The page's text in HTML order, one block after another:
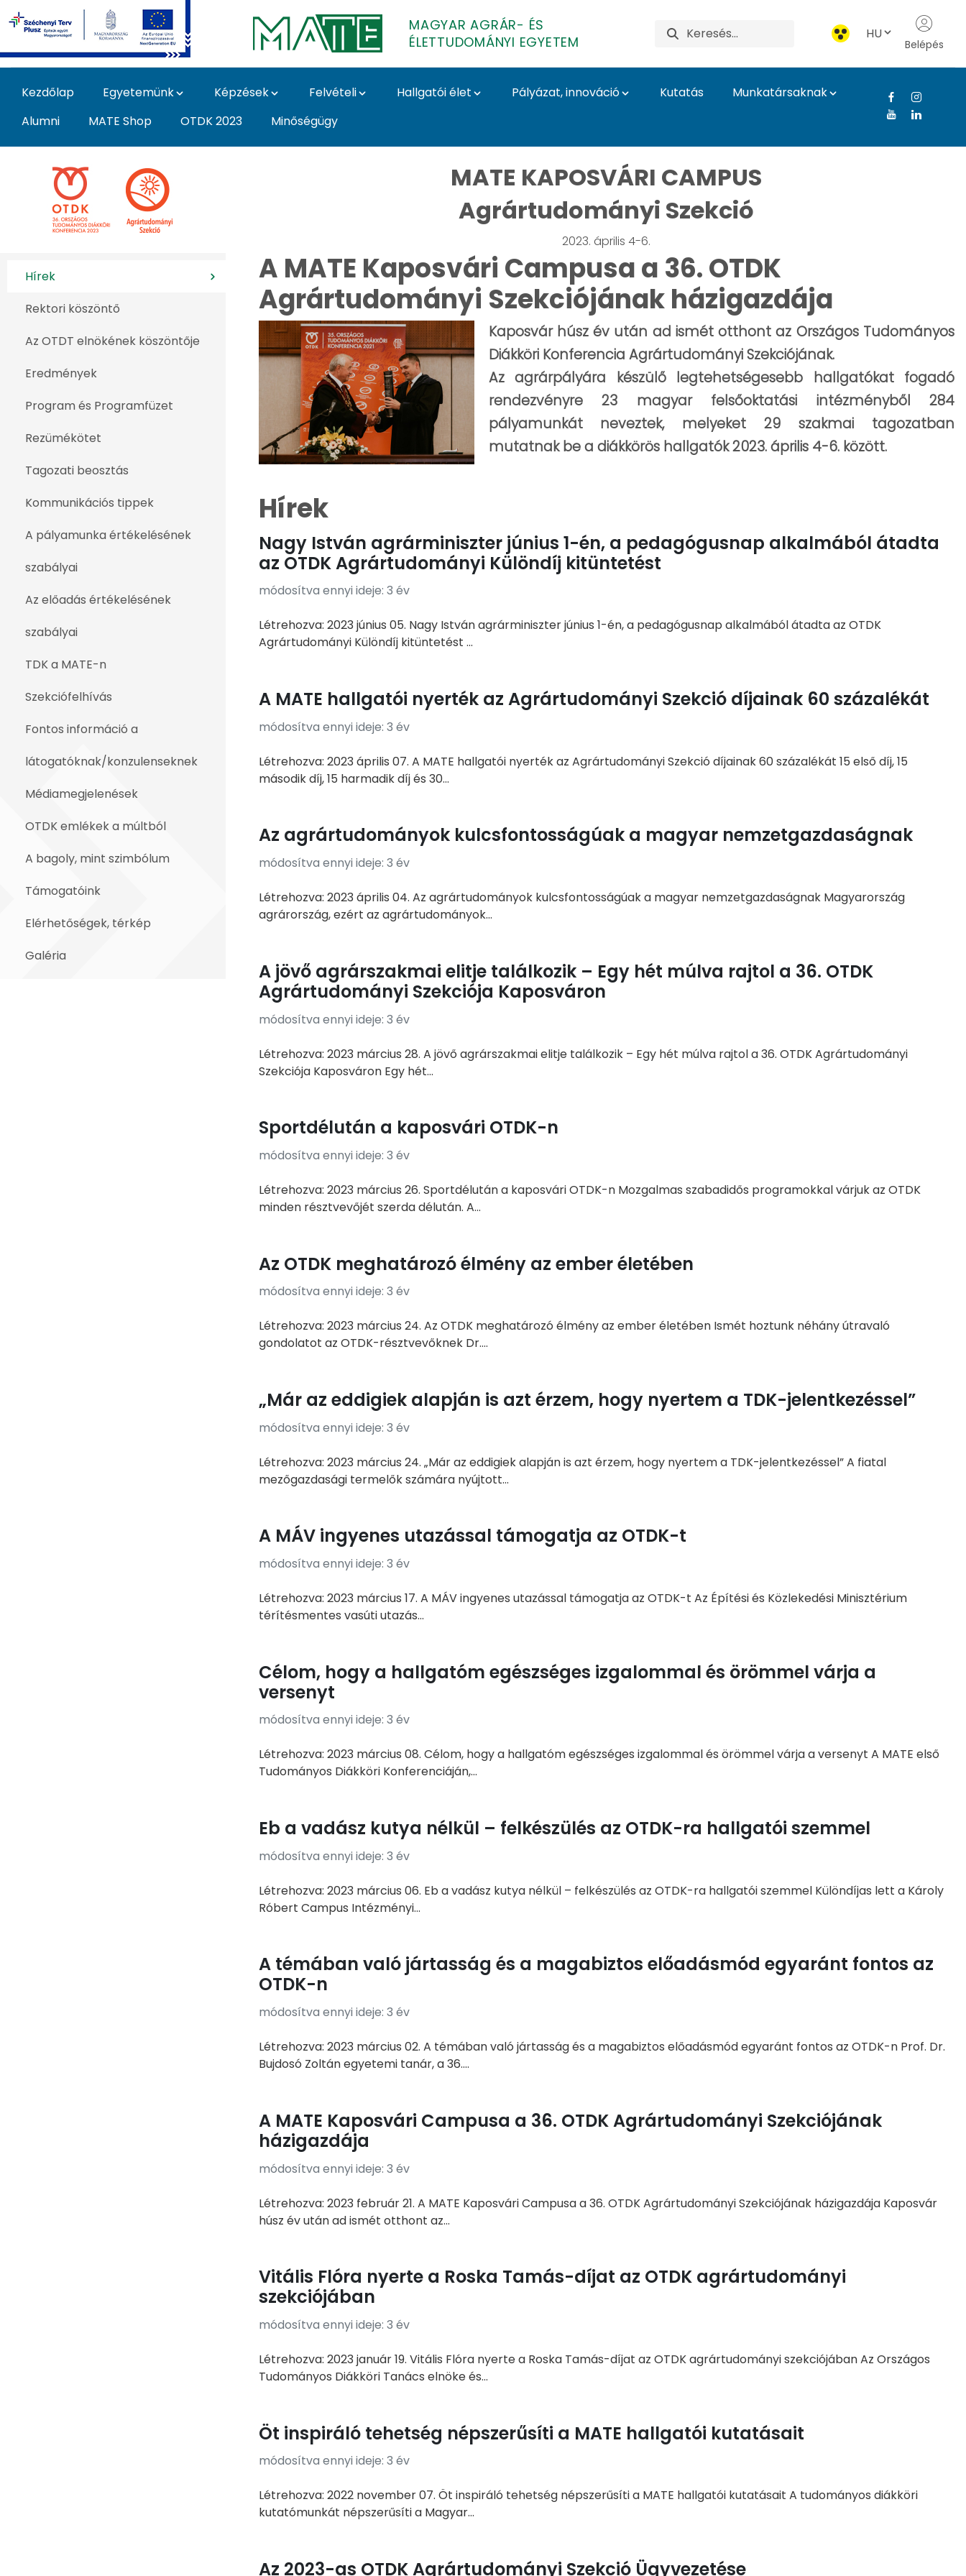
Ugrás a fő tartalomhoz
MAGYAR AGRÁR- ÉS
ÉLETTUDOMÁNYI EGYETEM
HU
Belépés
Kezdőlap Egyetemünk Képzések Felvételi Hallgatói élet Pályázat, innováció Kutatás
Munkatársaknak
Alumni
MATE Shop OTDK 2023 Minőségügy
36. OTDK Agrártudományi szekció - Magyar Agrár- és
MATE KAPOSVÁRI CAMPUS
Agrártudományi Szekció
2023. április 4-6.
Hírek
Rektori köszöntő
Az OTDT elnökének köszöntője
Eredmények
Program és Programfüzet
Rezümékötet
Tagozati beosztás
Kommunikációs tippek
A pályamunka értékelésének
szabályai
Az előadás értékelésének
szabályai
TDK a MATE-n
Szekciófelhívás
Fontos információ a
látogatóknak/konzulenseknek
Médiamegjelenések
OTDK emlékek a múltból
A bagoly, mint szimbólum
Támogatóink
Elérhetőségek, térkép
Galéria
A MATE Kaposvári Campusa a 36. OTDK
Agrártudományi Szekciójának házigazdája
Kaposvár húsz év után ad ismét otthont az Országos Tudományos
Diákköri Konferencia Agrártudományi Szekciójának.
Az agrárpályára készülő legtehetségesebb hallgatókat fogadó
rendezvényre 23 magyar felsőoktatási intézményből 284
pályamunkát neveztek, melyeket 29 szakmai tagozatban
mutatnak be a diákkörös hallgatók 2023. április 4-6. között.
Hírek
Nagy István agrárminiszter június 1-én, a pedagógusnap alkalmából átadta
az OTDK Agrártudományi Különdíj kitüntetést
módosítva ennyi ideje: 3 év
Létrehozva: 2023 június 05. Nagy István agrárminiszter június 1-én, a pedagógusnap alkalmából átadta az OTDK
Agrártudományi Különdíj kitüntetést ...
A MATE hallgatói nyerték az Agrártudományi Szekció díjainak 60 százalékát
módosítva ennyi ideje: 3 év
Létrehozva: 2023 április 07. A MATE hallgatói nyerték az Agrártudományi Szekció díjainak 60 százalékát 15 első díj, 15
második díj, 15 harmadik díj és 30...
Az agrártudományok kulcsfontosságúak a magyar nemzetgazdaságnak
módosítva ennyi ideje: 3 év
Létrehozva: 2023 április 04. Az agrártudományok kulcsfontosságúak a magyar nemzetgazdaságnak Magyarország
agrárország, ezért az agrártudományok...
A jövő agrárszakmai elitje találkozik – Egy hét múlva rajtol a 36. OTDK
Agrártudományi Szekciója Kaposváron
módosítva ennyi ideje: 3 év
Létrehozva: 2023 március 28. A jövő agrárszakmai elitje találkozik – Egy hét múlva rajtol a 36. OTDK Agrártudományi
Szekciója Kaposváron Egy hét...
Sportdélután a kaposvári OTDK-n
módosítva ennyi ideje: 3 év
Létrehozva: 2023 március 26. Sportdélután a kaposvári OTDK-n Mozgalmas szabadidős programokkal várjuk az OTDK
minden résztvevőjét szerda délután. A...
Az OTDK meghatározó élmény az ember életében
módosítva ennyi ideje: 3 év
Létrehozva: 2023 március 24. Az OTDK meghatározó élmény az ember életében Ismét hoztunk néhány útravaló
gondolatot az OTDK-résztvevőknek Dr....
„Már az eddigiek alapján is azt érzem, hogy nyertem a TDK-jelentkezéssel”
módosítva ennyi ideje: 3 év
Létrehozva: 2023 március 24. „Már az eddigiek alapján is azt érzem, hogy nyertem a TDK-jelentkezéssel” A fiatal
mezőgazdasági termelők számára nyújtott...
A MÁV ingyenes utazással támogatja az OTDK-t
módosítva ennyi ideje: 3 év
Létrehozva: 2023 március 17. A MÁV ingyenes utazással támogatja az OTDK-t Az Építési és Közlekedési Minisztérium
térítésmentes vasúti utazás...
Célom, hogy a hallgatóm egészséges izgalommal és örömmel várja a
versenyt
módosítva ennyi ideje: 3 év
Létrehozva: 2023 március 08. Célom, hogy a hallgatóm egészséges izgalommal és örömmel várja a versenyt A MATE első
Tudományos Diákköri Konferenciáján,...
Eb a vadász kutya nélkül – felkészülés az OTDK-ra hallgatói szemmel
módosítva ennyi ideje: 3 év
Létrehozva: 2023 március 06. Eb a vadász kutya nélkül – felkészülés az OTDK-ra hallgatói szemmel Különdíjas lett a Károly
Róbert Campus Intézményi...
A témában való jártasság és a magabiztos előadásmód egyaránt fontos az
OTDK-n
módosítva ennyi ideje: 3 év
Létrehozva: 2023 március 02. A témában való jártasság és a magabiztos előadásmód egyaránt fontos az OTDK-n Prof. Dr.
Bujdosó Zoltán egyetemi tanár, a 36....
A MATE Kaposvári Campusa a 36. OTDK Agrártudományi Szekciójának
házigazdája
módosítva ennyi ideje: 3 év
Létrehozva: 2023 február 21. A MATE Kaposvári Campusa a 36. OTDK Agrártudományi Szekciójának házigazdája Kaposvár
húsz év után ad ismét otthont az...
Vitális Flóra nyerte a Roska Tamás-díjat az OTDK agrártudományi
szekciójában
módosítva ennyi ideje: 3 év
Létrehozva: 2023 január 19. Vitális Flóra nyerte a Roska Tamás-díjat az OTDK agrártudományi szekciójában Az Országos
Tudományos Diákköri Tanács elnöke és...
Öt inspiráló tehetség népszerűsíti a MATE hallgatói kutatásait
módosítva ennyi ideje: 3 év
Létrehozva: 2022 november 07. Öt inspiráló tehetség népszerűsíti a MATE hallgatói kutatásait A tudományos diákköri
kutatómunkát népszerűsíti a Magyar...
Az 2023-as OTDK Agrártudományi Szekció Ügyvezetése